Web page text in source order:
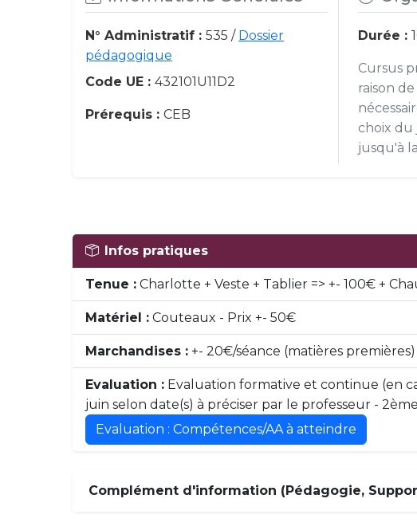
N° Administratif :535 / Dossier
pédagogique
Code UE :432101U11D2
Prérequis :CEB
Durée :
Cursus
raison
choix du
jusqu'à
Infos pratiques
Tenue : Charlotte + Veste + Tablier => +- 100€ +
Matériel : Couteaux - Prix +- 50€
Marchandises : +- 20€/séance (matières
Evaluation : Evaluation formative et continue (en
juin selon date(s) à préciser par le professeur -
Evaluation : Compétences/AA à atteindre
Complément d'information (Pédagogie,